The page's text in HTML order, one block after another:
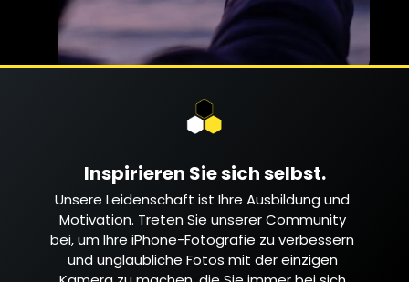
Inspirieren Sie sich selbst.
Unsere Leidenschaft ist Ihre Ausbildung und
Motivation. Treten Sie unserer Community
bei, um Ihre iPhone-Fotografie zu verbessern
und unglaubliche Fotos mit der einzigen